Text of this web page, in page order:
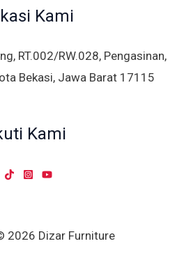
Kami
RT.002/RW.028, Pengasinan,
Bekasi, Jawa Barat 17115
Kami
2026 Dizar Furniture